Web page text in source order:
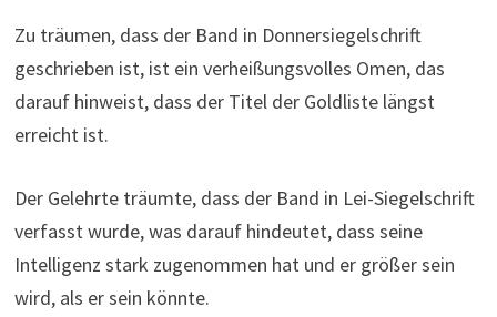
Zu träumen, dass der Band in Donnersiegelschrift
geschrieben ist, ist ein verheißungsvolles Omen, das
darauf hinweist, dass der Titel der Goldliste längst
erreicht ist.
Der Gelehrte träumte, dass der Band in Lei-Siegelschrift
verfasst wurde, was darauf hindeutet, dass seine
Intelligenz stark zugenommen hat und er größer sein
wird, als er sein könnte.